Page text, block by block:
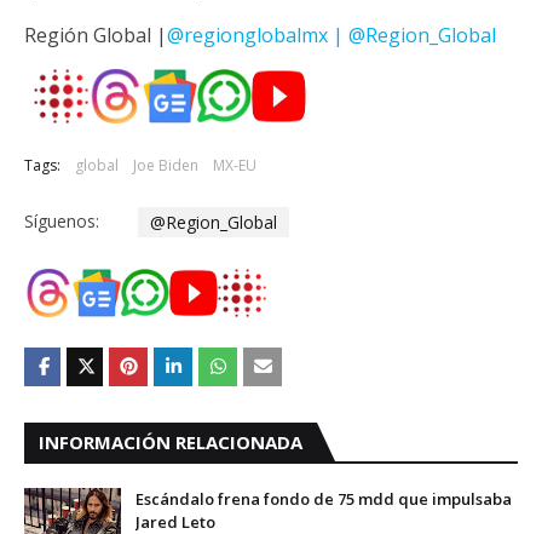
Región Global |@regionglobalmx | @Region_Global
Tags: global Joe Biden MX-EU
Síguenos: @Region_Global
INFORMACIÓN RELACIONADA
Escándalo frena fondo de 75 mdd que impulsaba
Jared Leto